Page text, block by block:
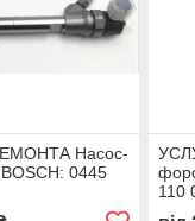
Насос-
0445
110